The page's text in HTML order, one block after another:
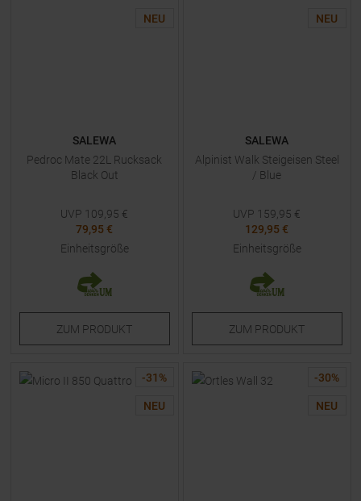
NEU
SALEWA
Pedroc Mate 22L Rucksack
Black Out
UVP 109,95 €
79,95 €
Einheitsgröße
ZUM PRODUKT
NEU
SALEWA
Alpinist Walk Steigeisen Steel
/ Blue
UVP 159,95 €
129,95 €
Einheitsgröße
ZUM PRODUKT
-31 %
NEU
-30%
NEU